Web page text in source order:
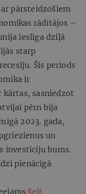
pārsteidzošiem
rādītājos –
ieslīga dziļā
starp
Šis periods
ir
kārtas, sasniedzot
pērn bija
2023. gada,
un
investīciju bums.
pienācīgā
šeit.